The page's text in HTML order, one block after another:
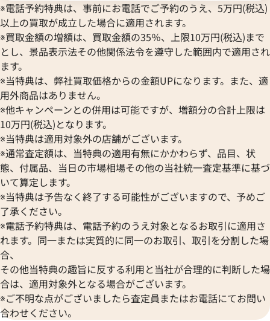
※電話予約特典は、事前にお電話でご予約のうえ、5万円(税込)
以上の買取が成立した場合に適用されます。
※買取金額の増額は、買取金額の35％、上限10万円(税込)まで
とし、景品表示法その他関係法令を遵守した範囲内で適用され
ます。
※当特典は、弊社買取価格からの金額UPになります。また、適
用外商品はありません。
※他キャンペーンとの併用は可能ですが、増額分の合計上限は
10万円(税込)となります。
※当特典は適用対象外の店舗がございます。
※通常査定額は、当特典の適用有無にかかわらず、品目、状
態、付属品、当日の市場相場その他の当社統一査定基準に基づ
いて算定します。
※当特典は予告なく終了する可能性がございますので、予めご
了承ください。
※電話予約特典は、電話予約のうえ対象となるお取引に適用さ
れます。同一または実質的に同一のお取引、取引を分割した場
合、
その他当特典の趣旨に反する利用と当社が合理的に判断した場
合は、適用対象外となる場合がございます。
※ご不明な点がございましたら査定員またはお電話にてお問い
合わせください。